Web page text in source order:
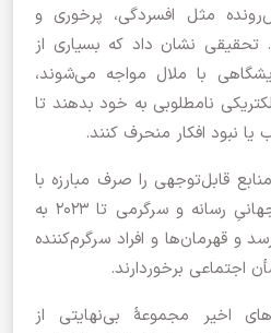
مثل افسردگی، پرخوری و
نشان داد که بسیاری از
با ملال مواجه می‌شوند،
نامطلوبی به خود بدهند تا
یا نبود افکار منحرف کنند.
قابل‌توجهی را صرف مبارزه با
ملال می‌کنیم. ارزش بازار جهانیِ رسانه و سرگرمی تا ۲۰۲۳ به
می‌رسد و قهرمان‌ها و افراد سرگرم‌کننده
اجتماعی برخوردارند.
اخیر مجموعۀ بی‌نهایتی از